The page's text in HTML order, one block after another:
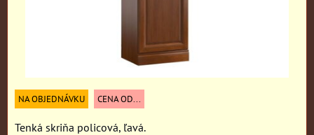
NA OBJEDNÁVKU CENA OD...
Tenká skriňa policová, ľavá.